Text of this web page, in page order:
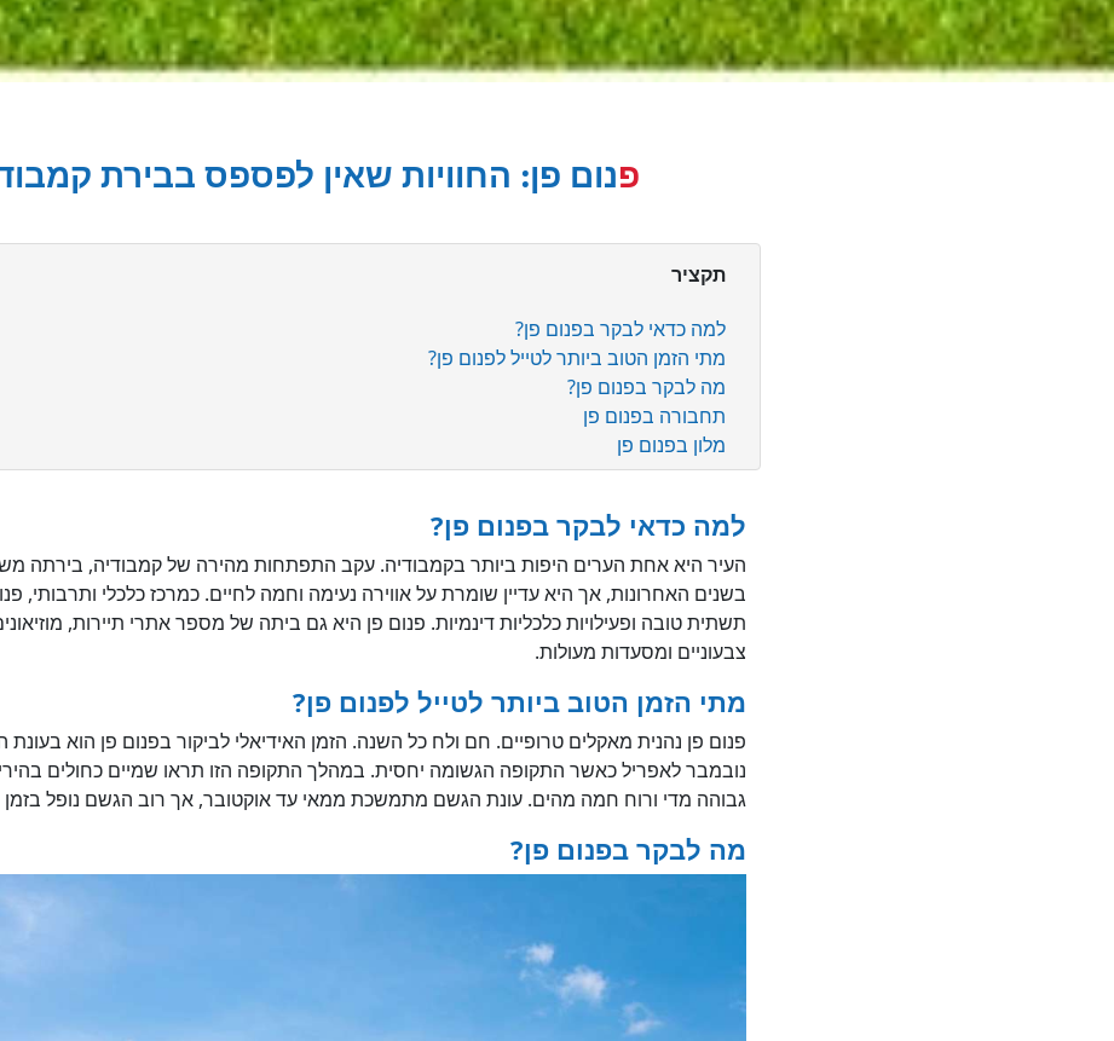
פנום פן: החוויות שאין לפספס בבירת
תקציר
למה כדאי לבקר בפנום פן?
מתי הזמן הטוב ביותר לטייל לפנום פן?
מה לבקר בפנום פן?
תחבורה בפנום פן
מלון בפנום פן
למה כדאי לבקר בפנום פן?
העיר היא אחת הערים היפות ביותר בקמבודיה. עקב התפתחות מהירה של קמבודיה, בירתה
בשנים האחרונות, אך היא עדיין שומרת על אווירה נעימה וחמה לחיים. כמרכז כלכלי ותרבותי,
תשתית טובה ופעילויות כלכליות דינמיות. פנום פן היא גם ביתה של מספר אתרי תיירות,
צבעוניים ומסעדות מעולות.
מתי הזמן הטוב ביותר לטייל לפנום פן?
פנום פן נהנית מאקלים טרופיים. חם ולח כל השנה. הזמן האידיאלי לביקור בפנום פן הוא בעונת
נובמבר לאפריל כאשר התקופה הגשומה יחסית. במהלך התקופה הזו תראו שמיים כחולים
גבוהה מדי ורוח חמה מהים. עונת הגשם מתמשכת ממאי עד אוקטובר, אך רוב הגשם נופל
מה לבקר בפנום פן?